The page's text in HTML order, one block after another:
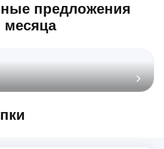
предложения
месяца